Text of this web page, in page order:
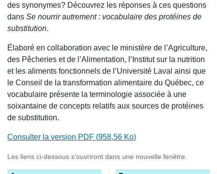
des synonymes? Découvrez les réponses à ces questions
dans Se nourrir autrement : vocabulaire des protéines de
substitution.
Élaboré en collaboration avec le ministère de l’Agriculture,
des Pêcheries et de l’Alimentation, l’Institut sur la nutrition
et les aliments fonctionnels de l’Université Laval ainsi que
le Conseil de la transformation alimentaire du Québec, ce
vocabulaire présente la terminologie associée à une
soixantaine de concepts relatifs aux sources de protéines
de substitution.
Consulter la version PDF (958,56 Ko)
Les liens ci-dessous s'ouvriront dans une nouvelle fenêtre.